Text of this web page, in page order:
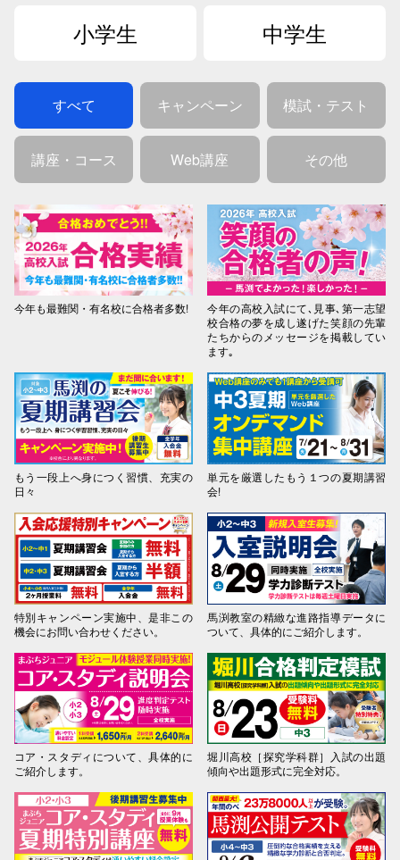
小学生 中学生
すべて キャンペーン 模試・テスト
講座・コース Web講座 その他
今年も最難関・有名校に合格者多数!
今年の高校入試にて､見事､第一志望
校合格の夢を成し遂げた笑顔の先輩
たちからのメッセージを掲載してい
ます｡
もう一段上へ身につく習慣、充実の
日々
単元を厳選したもう１つの夏期講習
会!
特別キャンペーン実施中、是非この
機会にお問い合わせください。
馬渕教室の精緻な進路指導データに
ついて、具体的にご紹介します。
コア・スタディについて、具体的に
ご紹介します。
堀川高校［探究学科群］入試の出題
傾向や出題形式に完全対応。